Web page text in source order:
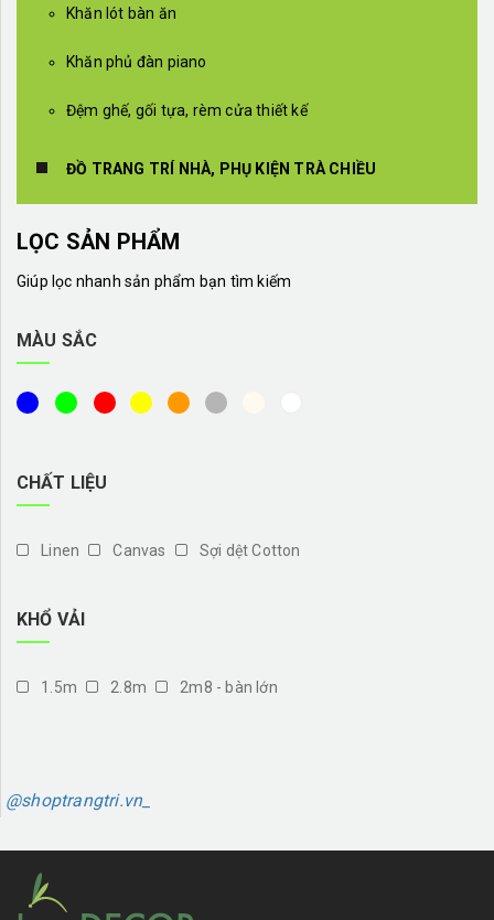
Khăn lót bàn ăn
Khăn phủ đàn piano
Đệm ghế, gối tựa, rèm cửa thiết kế
ĐỒ TRANG TRÍ NHÀ, PHỤ KIỆN TRÀ CHIỀU
LỌC SẢN PHẨM
Giúp lọc nhanh sản phẩm bạn tìm kiếm
MÀU SẮC
CHẤT LIỆU
Linen Canvas Sợi dệt Cotton
KHỔ VẢI
1.5m 2.8m 2m8 - bàn lớn
@shoptrangtri.vn_